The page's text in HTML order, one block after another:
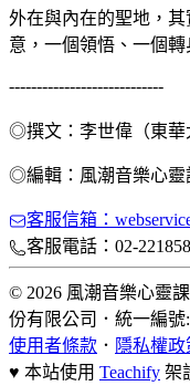
外在與內在的聖地，
意，一個領悟、一個
----------------------------
◎撰文：李世偉（東華
◎編輯：風潮音樂心靈
客服信箱：
客服電話：02-
© 2026 風潮音樂心靈課
份有限公司 ． 統一編號:
使用者條款 ． 隱私權政
♥ 本站使用 Teachify 架